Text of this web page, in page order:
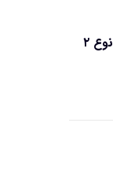
بیماری های لثه شاید مقدمه ای برای ابتلا به دیابت نوع ۲